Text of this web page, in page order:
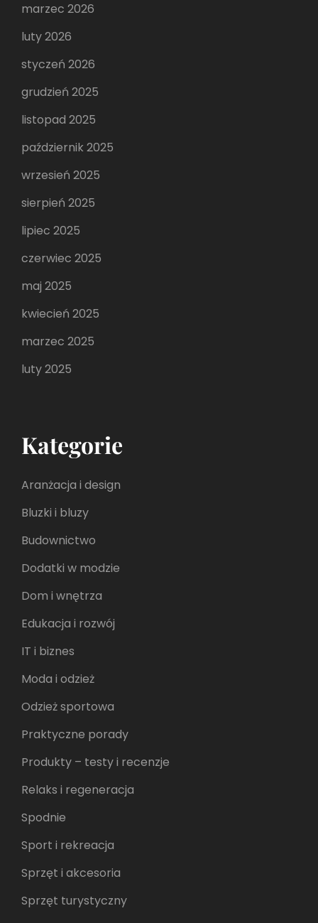
marzec 2026
luty 2026
styczeń 2026
grudzień 2025
listopad 2025
październik 2025
wrzesień 2025
sierpień 2025
lipiec 2025
czerwiec 2025
maj 2025
kwiecień 2025
marzec 2025
luty 2025
Kategorie
Aranżacja i design
Bluzki i bluzy
Budownictwo
Dodatki w modzie
Dom i wnętrza
Edukacja i rozwój
IT i biznes
Moda i odzież
Odzież sportowa
Praktyczne porady
Produkty – testy i recenzje
Relaks i regeneracja
Spodnie
Sport i rekreacja
Sprzęt i akcesoria
Sprzęt turystyczny